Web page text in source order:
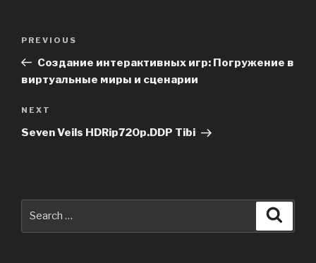
Previous
Post
PREVIOUS
Создание интерактивных игр: Погружение в
виртуальные миры и сценарии
Next
Post
NEXT
Seven Veils HDRip720p.DDP Tibi